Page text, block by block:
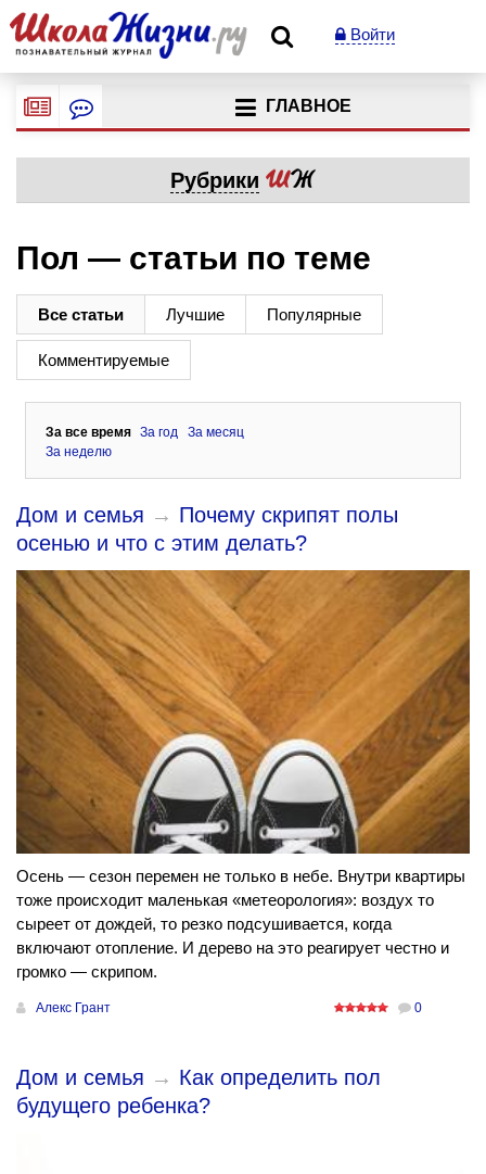
Войти
ГЛАВНОЕ
Рубрики
Пол — статьи по теме
Все статьи Лучшие Популярные
Комментируемые
За все время За год
За месяц
За неделю
Дом и семья → Почему скрипят полы
осенью и что с этим делать?
Осень — сезон перемен не только в небе. Внутри квартиры
тоже происходит маленькая «метеорология»: воздух то
сыреет от дождей, то резко подсушивается, когда
включают отопление. И дерево на это реагирует честно и
громко — скрипом.
Алекс Грант 0
Дом и семья → Как определить пол
будущего ребенка?